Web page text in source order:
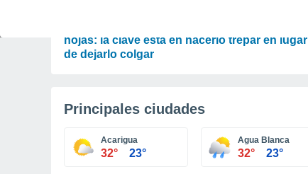
hojas: la clave está en hacerlo trepar en lugar
de dejarlo colgar
Principales ciudades
Acarigua
32° 23°
Agua Blanca
32° 23°